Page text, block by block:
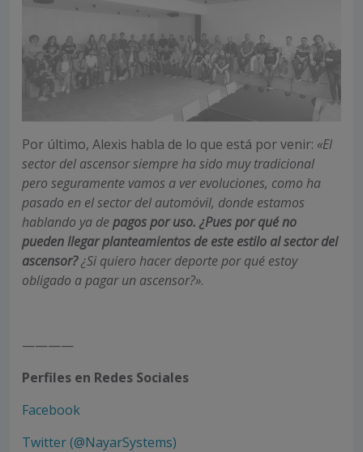
Por último, Alexis habla de lo que está por venir: «El
sector del ascensor siempre ha sido muy tradicional
pero seguramente vamos a ver evoluciones, como ha
pasado en el sector del automóvil, donde estamos
hablando ya depagos por uso. ¿Pues por qué no
pueden llegar planteamientos de este estilo al sector del
ascensor?¿Si quiero hacer deporte por qué estoy
obligado a pagar un ascensor?».
————
Perfiles en Redes Sociales
Facebook
Twitter (@NayarSystems)